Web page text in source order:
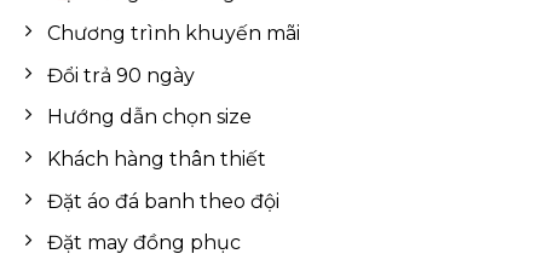
Chương trình khuyến mãi
Đổi trả 90 ngày
Hướng dẫn chọn size
Khách hàng thân thiết
Đặt áo đá banh theo đội
Đặt may đồng phục